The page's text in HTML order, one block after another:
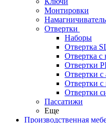
Монтировки
Намагничиватель
Отвертки
Наборы
Отвертка
Отвертка с
Отвертки
Отвертки
Отвертки
Отвертки
Пассатижи
Еще
Производственная